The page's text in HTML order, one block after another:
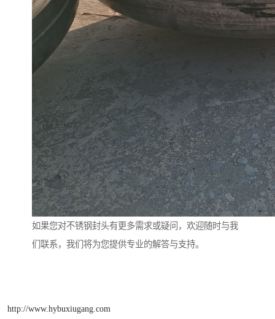
如果您对不锈钢封头有更多需求或疑问，欢迎随时与我
们联系，我们将为您提供专业的解答与支持。
http://www.hybuxiugang.com